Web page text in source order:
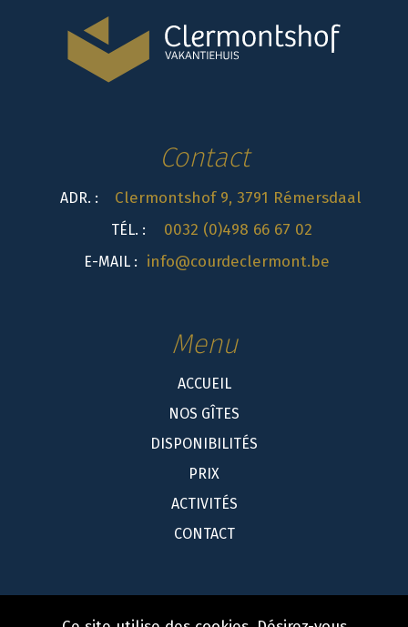
Contact
ADR. : Clermontshof 9, 3791 Rémersdaal
TÉL. : 0032 (0)498 66 67 02
E-MAIL : info@courdeclermont.be
Menu
ACCUEIL
NOS GÎTES
DISPONIBILITÉS
PRIX
ACTIVITÉS
CONTACT